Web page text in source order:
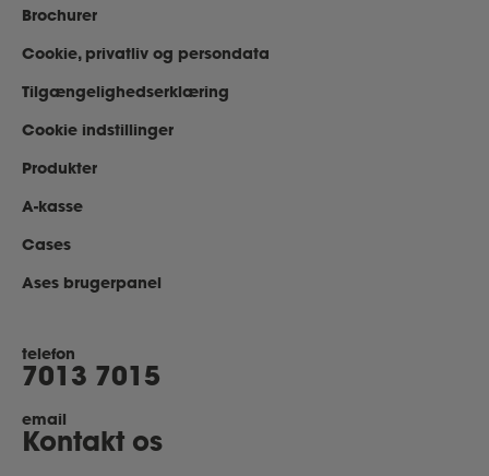
Brochurer
Cookie, privatliv og persondata
Tilgængelighedserklæring
Cookie indstillinger
Produkter
A-kasse
Cases
Ases brugerpanel
telefon
7013 7015
email
Kontakt os